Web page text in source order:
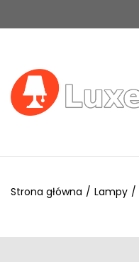
Strona główna / Lampy /